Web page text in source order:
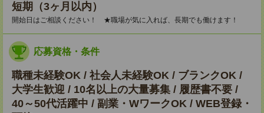
短期（3ヶ月以内）
開始日はご相談ください！ ★職場が気に入れば、長期でも働けます！
応募資格・条件
職種未経験OK / 社会人未経験OK / ブランクOK /
大学生歓迎 / 10名以上の大量募集 / 履歴書不要 /
40～50代活躍中 / 副業・WワークOK / WEB登録・